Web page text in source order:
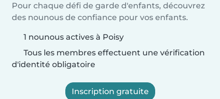
Pour chaque défi de garde d'enfants, découvrez
des nounous de confiance pour vos enfants.
1 nounous actives à Poisy
Tous les membres effectuent une vérification
d'identité obligatoire
Inscription gratuite